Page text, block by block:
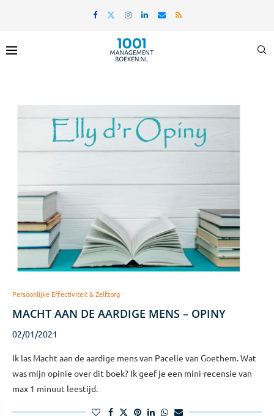
Persoonlijke Effectiviteit & Zelfzorg
MACHT AAN DE AARDIGE MENS – OPINY
02/01/2021
Ik las Macht aan de aardige mens van Pacelle van Goethem. Wat
was mijn opinie over dit boek? Ik geef je een mini-recensie van
max 1 minuut leestijd.